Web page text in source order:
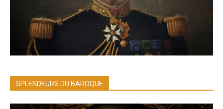
SPLENDEURS DU BAROQUE